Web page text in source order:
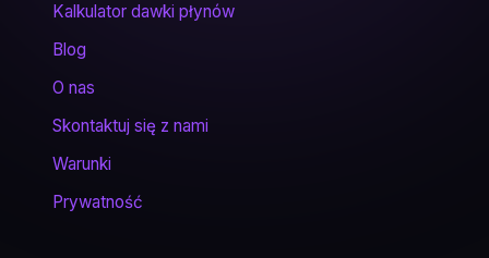
Kalkulator dawki płynów
Blog
O nas
Skontaktuj się z nami
Warunki
Prywatność